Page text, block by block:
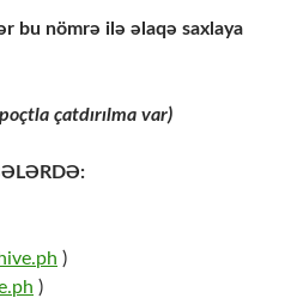
bu nömrə ilə əlaqə saxlaya
çatdırılma var)
)
)